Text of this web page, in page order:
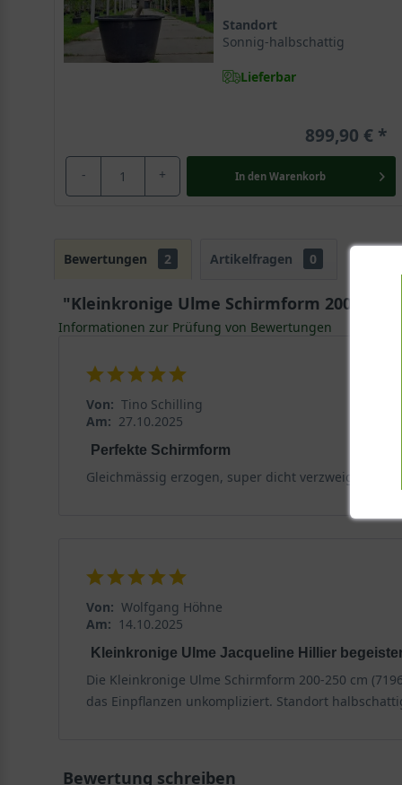
Standort
Sonnig-halbschattig
Lieferbar
899,90 €
- + In den Warenkorb
Bewertungen 2 Artikelfragen 0
"Kleinkronige Ulme Schirmform 200-250
Informationen zur Prüfung von Bewertungen
Von: Tino Schilling
Am: 27.10.2025
Perfekte Schirmform
Gleichmässig erzogen, super dicht verzweigt,
Von: Wolfgang Höhne
Am: 14.10.2025
Kleinkronige Ulme Jacqueline Hillier
Die Kleinkronige Ulme Schirmform 200-250 cm
das Einpflanzen unkompliziert. Standort
Bewertung schreiben